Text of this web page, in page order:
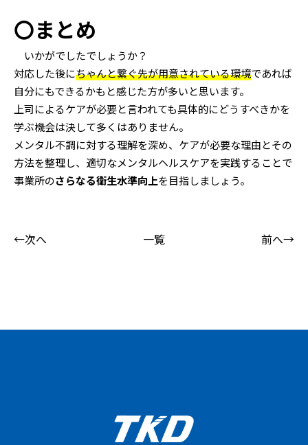
〇まとめ
いかがでしたでしょうか？
対応した後にちゃんと繋ぐ先が用意されている環境であれば
自分にもできるかもと感じた方が多いと思います。
上司によるケアが必要と言われても具体的にどうすべきかを
学ぶ機会は決して多くはありません。
メンタル不調に対する理解を深め、ケアが必要な理由とその
方法を整理し、適切なメンタルヘルスケアを実践することで
事業所のさらなる衛生水準向上を目指しましょう。
←次へ 一覧 前へ→